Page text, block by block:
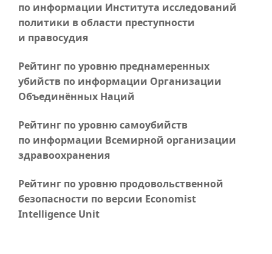
по информации Института исследований
политики в области преступности
и правосудия
Рейтинг по уровню преднамеренных
убийств по информации Организации
Объединённых Наций
Рейтинг по уровню самоубийств
по информации Всемирной организации
здравоохранения
Рейтинг по уровню продовольственной
безопасности по версии Economist
Intelligence Unit